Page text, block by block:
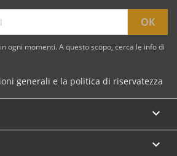
ogni momenti. A questo scopo, cerca le info di
generali e la politica di riservatezza

